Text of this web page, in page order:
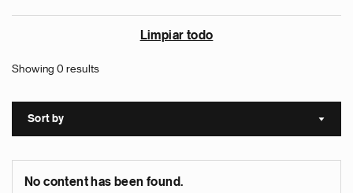
Limpiar todo
Showing 0 results
Sort by Sort
No content has been found.